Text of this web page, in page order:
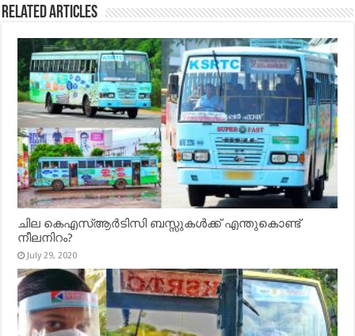
Related Articles
ചില കെഎസ്ആർടിസി ബസ്സുകൾക്ക് എന്തുകൊണ്ട്
നീലനിറം?
July 29, 2020